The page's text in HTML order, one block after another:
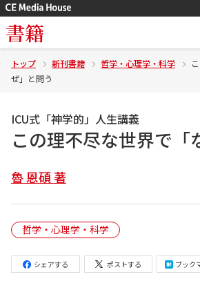
書籍
トップ 新刊書籍 哲学・心理学・科学
ぜ」と問う
ICU式「神学的」人生講義
この理不尽な世界で「
魯 恩碩 著
哲学・心理学・科学
シェアする ポストする ブック